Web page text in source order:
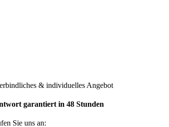
& individuelles Angebot
garantiert in 48 Stunden
Sie uns an: